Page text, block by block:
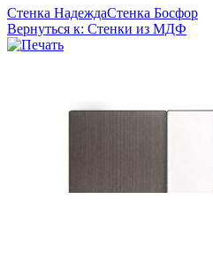
Стенка НадеждаСтенка Босфор
Вернуться к: Стенки из МДФ